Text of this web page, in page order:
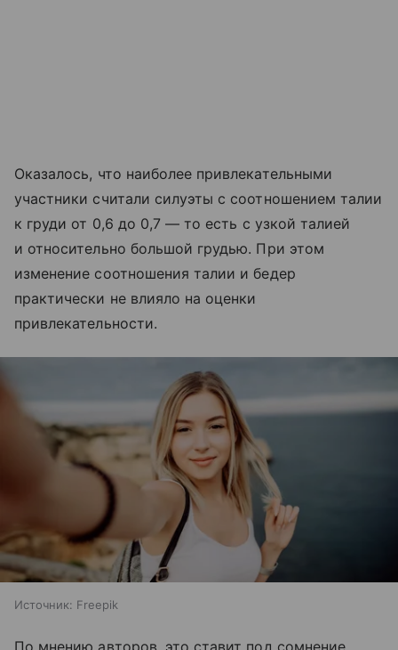
Оказалось, что наиболее привлекательными
участники считали силуэты с соотношением талии
к груди от 0,6 до 0,7 — то есть с узкой талией
и относительно большой грудью. При этом
изменение соотношения талии и бедер
практически не влияло на оценки
привлекательности.
Источник: Freepik
По мнению авторов, это ставит под сомнение